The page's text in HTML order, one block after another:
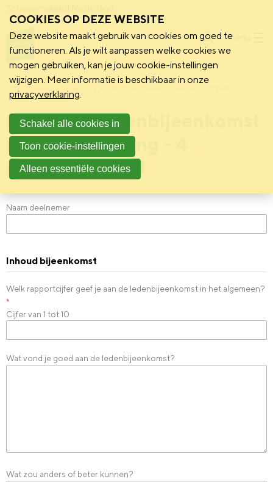
Menu
Schoonmakend Nederland
Evaluatie ledenbijeenkomst
reconditionering - 4
november 2021
Naam deelnemer
Inhoud bijeenkomst
Welk rapportcijfer geef je aan de ledenbijeenkomst in het algemeen?
*
Cijfer van 1 tot 10
Wat vond je goed aan de ledenbijeenkomst?
Wat zou anders of beter kunnen?
COOKIES OP DEZE WEBSITE
Deze website maakt gebruik van cookies om goed te
functioneren. Als je wilt aanpassen welke cookies we
mogen gebruiken, kan je jouw cookie-instellingen
wijzigen. Meer informatie is beschikbaar in onze
privacyverklaring.
Schakel alle cookies in
Toon cookie-instellingen
Alleen essentiële cookies